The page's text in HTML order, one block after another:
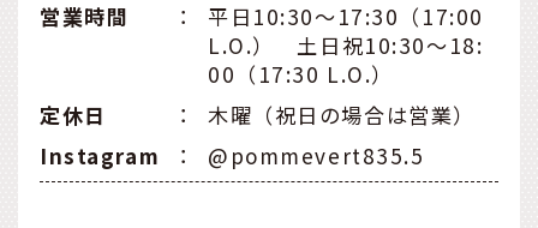
営業時間
：
平日10:30～17:30（17:00
L.O.） 土日祝10:30～18:
00（17:30 L.O.）
定休日
：
木曜（祝日の場合は営業）
Instagram
： @pommevert835.5